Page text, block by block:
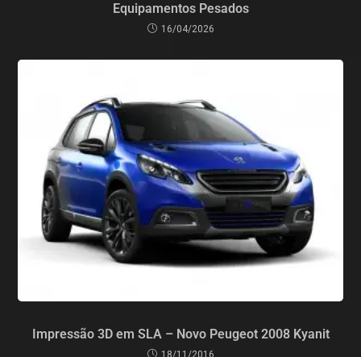
Equipamentos Pesados
16/04/2026
Impressão 3D em SLA – Novo Peugeot 2008 Kyanit
18/11/2016